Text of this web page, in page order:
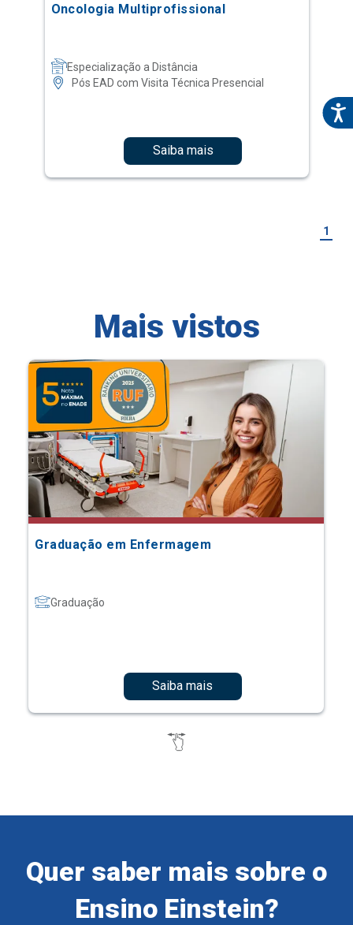
Oncologia Multiprofissional
Especialização a Distância
Pós EAD com Visita Técnica Presencial
Saiba mais
1
Mais vistos
Graduação em Enfermagem
Graduação
Saiba mais
Quer saber mais sobre o
Ensino Einstein?